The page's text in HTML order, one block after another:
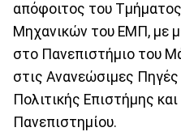
απόφοιτος του
Μηχανικών του ΕΜΠ, με
στο Πανεπιστήμιο του
στις Ανανεώσιμες
Πολιτικής Επιστήμης
Πανεπιστημίου.